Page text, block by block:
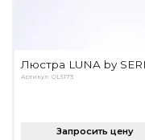
Люстра LUNA by
Артикул: OL5173
Запросить цену